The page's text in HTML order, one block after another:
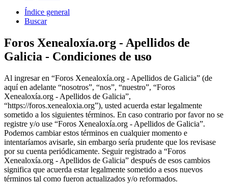
Índice general
Buscar
Foros Xenealoxía.org - Apellidos de
Galicia - Condiciones de uso
Al ingresar en “Foros Xenealoxía.org - Apellidos de Galicia” (de
aquí en adelante “nosotros”, “nos”, “nuestro”, “Foros
Xenealoxía.org - Apellidos de Galicia”,
“https://foros.xenealoxia.org”), usted acuerda estar legalmente
sometido a los siguientes términos. En caso contrario por favor no se
registre y/o use “Foros Xenealoxía.org - Apellidos de Galicia”.
Podemos cambiar estos términos en cualquier momento e
intentaríamos avisarle, sin embargo sería prudente que los revisase
por su cuenta periódicamente. Seguir registrado a “Foros
Xenealoxía.org - Apellidos de Galicia” después de esos cambios
significa que acuerda estar legalmente sometido a esos nuevos
términos tal como fueron actualizados y/o reformados.